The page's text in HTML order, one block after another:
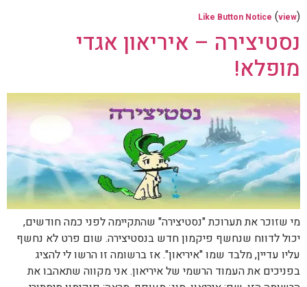
Like Button Notice (view)
נסטיצירה – איריאון אגדי
מופלא!
מי שזוכר את תערוכת "נסטיצירה" שהתקיימה לפני כמה חודשים,
יכול לדווח שנחשף פיקמון חדש בנסטיצירה. שום פרט לא נחשף
עליו עדיין, מלבד שמו "איריאון". אז ברשומה זו הרשו לי להציג
בפניכים את העמוד הרשמי של איריאון. אני מקווה שתאהבו את